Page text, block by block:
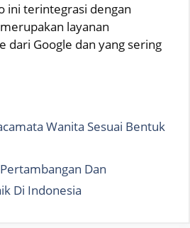
ini terintegrasi dengan
layanan
dari Google dan yang sering
Wanita Sesuai Bentuk
Dan
Di Indonesia